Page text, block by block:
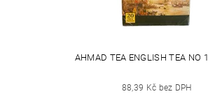
AHMAD TEA ENGLISH TEA NO
88,39 Kč bez DPH